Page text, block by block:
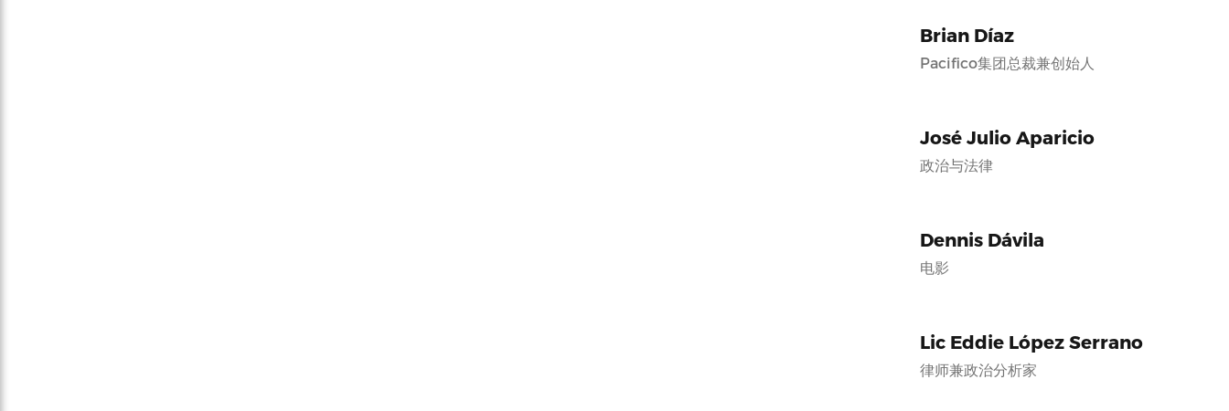
Brian Díaz
Pacifico集团总裁兼创始人
José Julio Aparicio
政治与法律
Dennis Dávila
电影
Lic Eddie López Serrano
律师兼政治分析家